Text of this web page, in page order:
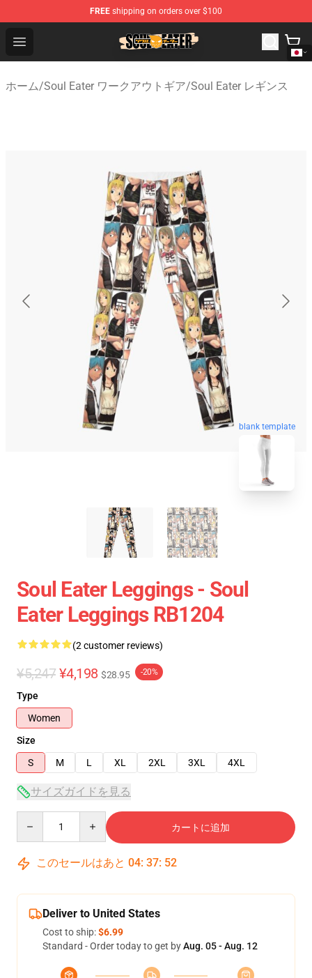
FREE shipping on orders over $100
Open menu
Soul Eater Store - Official Soul Eater Merchandise Shop
ホーム/Soul Eater ワークアウトギア/Soul Eater レギンス
blank template
Soul Eater Leggings - Soul
Eater Leggings RB1204
(2 customer reviews)
¥5,247 ¥4,198 $28.95 -20%
Type
Women
Size
S
M L XL 2XL 3XL 4XL
サイズガイドを見る
カートに追加
このセールはあと 04: 37: 52
Deliver to United States
Cost to ship:$6.99
Standard - Order today to get byAug. 05 - Aug. 12